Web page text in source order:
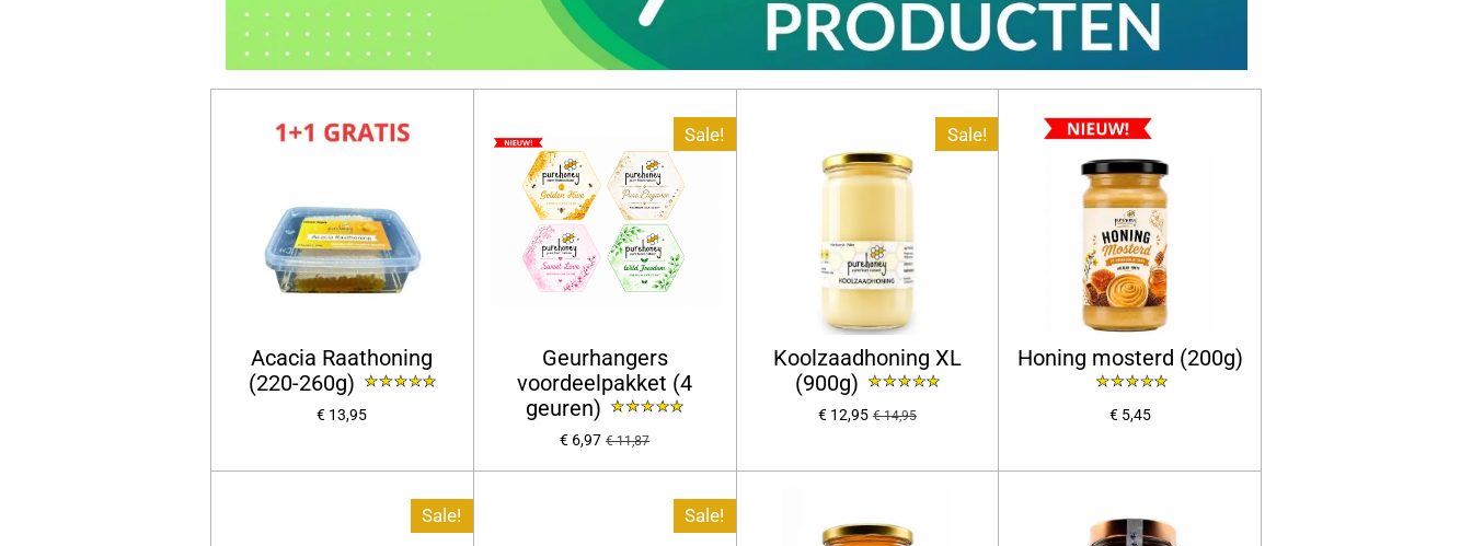
Acacia Raathoning
(220-260g)
€ 13,95
Sale!
Geurhangers
voordeelpakket (4
geuren)
€ 6,97 € 11,87
Sale!
Koolzaadhoning XL
(900g)
€ 12,95 € 14,95
Honing mosterd (200g)
€ 5,45
Sale! Sale!